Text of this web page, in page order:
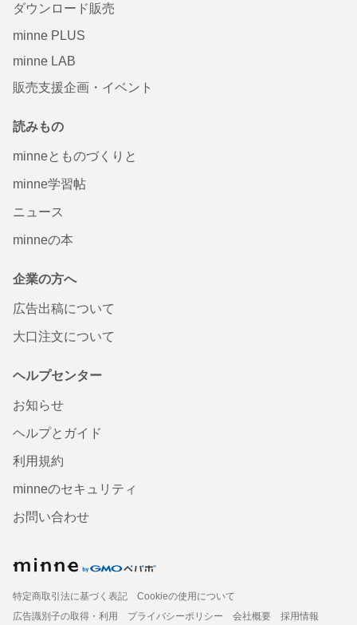
ダウンロード販売
minne PLUS
minne LAB
販売支援企画・イベント
読みもの
minneとものづくりと
minne学習帖
ニュース
minneの本
企業の方へ
広告出稿について
大口注文について
ヘルプセンター
お知らせ
ヘルプとガイド
利用規約
minneのセキュリティ
お問い合わせ
特定商取引法に基づく表記
Cookieの使用について
広告識別子の取得・利用
プライバシーポリシー 会社概要
採用情報